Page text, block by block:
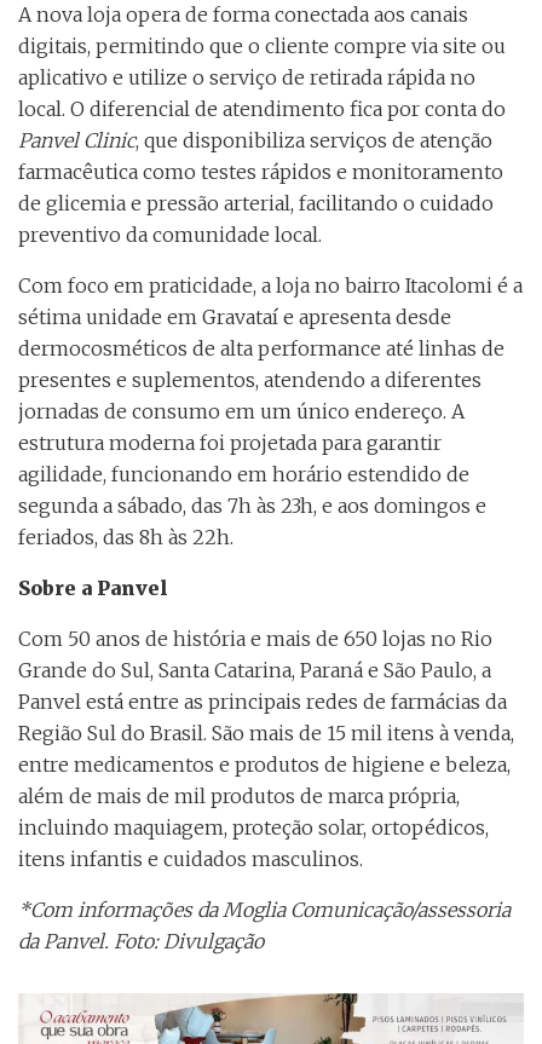
A nova loja opera de forma conectada aos canais
digitais, permitindo que o cliente compre via site ou
aplicativo e utilize o serviço de retirada rápida no
local. O diferencial de atendimento fica por conta do
Panvel Clinic, que disponibiliza serviços de atenção
farmacêutica como testes rápidos e monitoramento
de glicemia e pressão arterial, facilitando o cuidado
preventivo da comunidade local.
Com foco em praticidade, a loja no bairro Itacolomi é a
sétima unidade em Gravataí e apresenta desde
dermocosméticos de alta performance até linhas de
presentes e suplementos, atendendo a diferentes
jornadas de consumo em um único endereço. A
estrutura moderna foi projetada para garantir
agilidade, funcionando em horário estendido de
segunda a sábado, das 7h às 23h, e aos domingos e
feriados, das 8h às 22h.
Sobre a Panvel
Com 50 anos de história e mais de 650 lojas no Rio
Grande do Sul, Santa Catarina, Paraná e São Paulo, a
Panvel está entre as principais redes de farmácias da
Região Sul do Brasil. São mais de 15 mil itens à venda,
entre medicamentos e produtos de higiene e beleza,
além de mais de mil produtos de marca própria,
incluindo maquiagem, proteção solar, ortopédicos,
itens infantis e cuidados masculinos.
*Com informações da Moglia Comunicação/assessoria
da Panvel. Foto: Divulgação